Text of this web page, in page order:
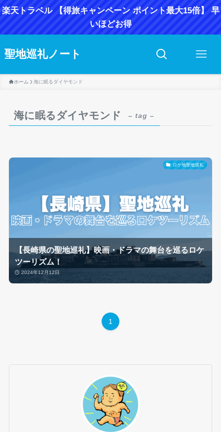
楽天トラベル 【得旅キャンペーン ポイント最大15倍】 早
いほどお得
聖地巡礼ノート
ホーム 海に眠るダイヤモンド
海に眠るダイヤモンド – tag –
ロケ地聖地巡礼
【長崎県の聖地巡礼】映画・ドラマの舞台を巡るロケ
ツーリズム！
2024年12月12日
1